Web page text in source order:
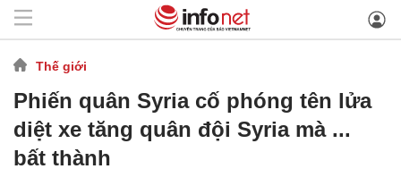
Thế giới
Phiến quân Syria cố phóng tên lửa
diệt xe tăng quân đội Syria mà ...
bất thành